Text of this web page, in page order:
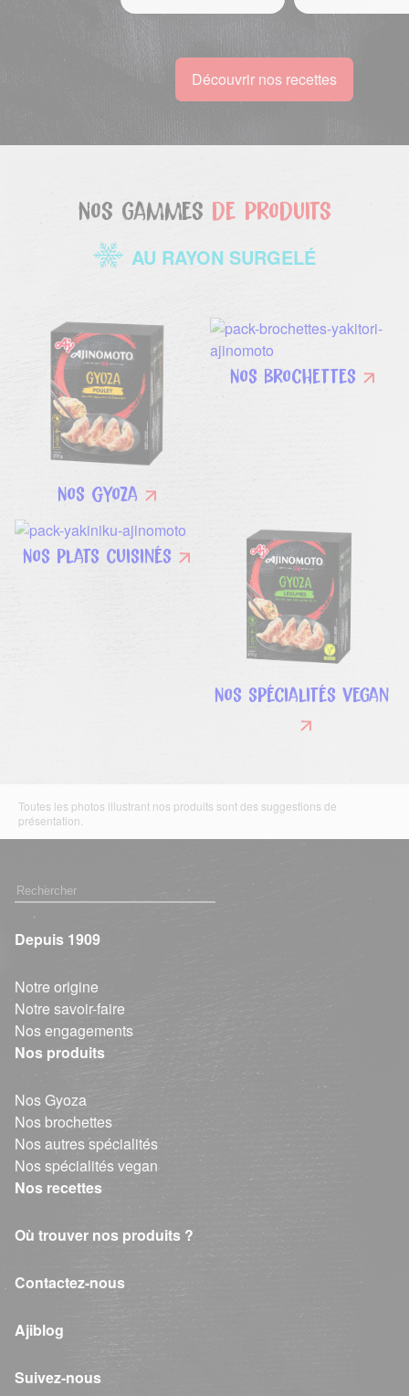
Découvrir nos recettes
Nos gammes de produits
AU RAYON SURGELÉ
Nos Gyoza
Nos brochettes
Nos plats cuisinés
Nos spécialités vegan
Toutes les photos illustrant nos produits sont des suggestions de
présentation.
Depuis 1909
Notre origine
Notre savoir-faire
Nos engagements
Nos produits
Nos Gyoza
Nos brochettes
Nos autres spécialités
Nos spécialités vegan
Nos recettes
Où trouver nos produits ?
Contactez-nous
Ajiblog
Suivez-nous